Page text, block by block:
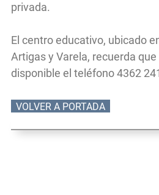
privada.
El centro educativo, ubicado
Artigas y Varela, recuerda
disponible el teléfono 4362
VOLVER A PORTADA